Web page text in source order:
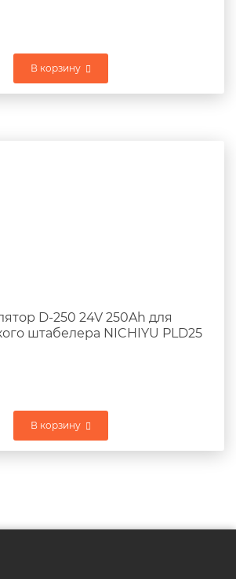
В корзину
D-250 24V 250Ah для
штабелера NICHIYU PLD25
В корзину